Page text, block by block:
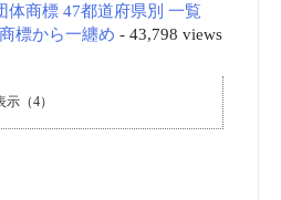
体商標 47都道府県別 一覧
標から一纏め - 43,798 views
（4）